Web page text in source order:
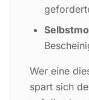
Wer eine
spart sich